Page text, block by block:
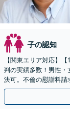
子の認知
【関東エリア対応】
判の実績多数！男性
決可。不倫の慰謝料請
なことでもお気軽に